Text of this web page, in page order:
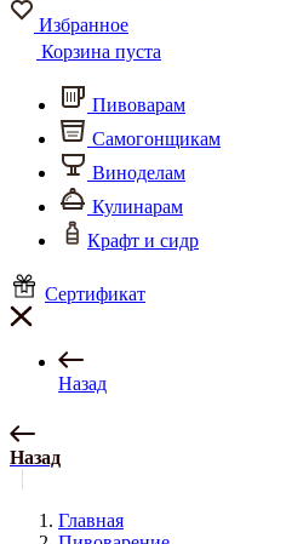
Избранное
Корзина пуста
Пивоварам
Самогонщикам
Виноделам
Кулинарам
Крафт и сидр
Сертификат
Назад
Назад
Главная